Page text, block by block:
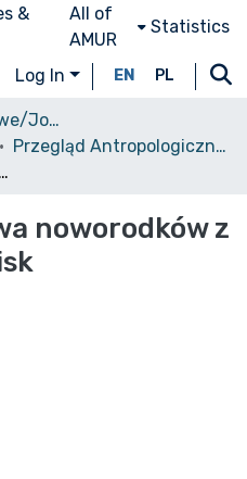
&
All of
AMUR
Statistics
Log In EN PL
Czasopisma naukowe/Journals
Przegląd Antropologiczny, 1996, vol. 59
Masa urodzeniowa noworodków z różnych środowisk
noworodków z